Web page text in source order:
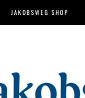
JAKOBSWEG SHOP